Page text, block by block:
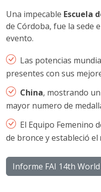
Una impecable Escuela
de Córdoba, fue la sede
evento.
Las potencias
presentes con sus
China, mostrando
mayor numero de
El Equipo Femenino
de bronce y estableció el
Informe FAI 14th